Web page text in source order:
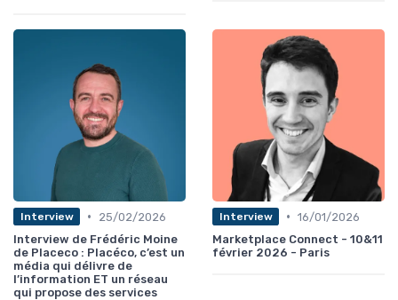
Interview •
25/02/2026
Interview de Frédéric Moine
de Placeco : Placéco, c’est un
média qui délivre de
l’information ET un réseau
qui propose des services
Interview • 16/01/2026
Marketplace Connect - 10&11
février 2026 - Paris